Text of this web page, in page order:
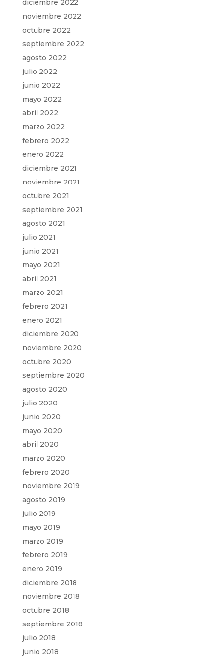
diciembre 2022
noviembre 2022
octubre 2022
septiembre 2022
agosto 2022
julio 2022
junio 2022
mayo 2022
abril 2022
marzo 2022
febrero 2022
enero 2022
diciembre 2021
noviembre 2021
octubre 2021
septiembre 2021
agosto 2021
julio 2021
junio 2021
mayo 2021
abril 2021
marzo 2021
febrero 2021
enero 2021
diciembre 2020
noviembre 2020
octubre 2020
septiembre 2020
agosto 2020
julio 2020
junio 2020
mayo 2020
abril 2020
marzo 2020
febrero 2020
noviembre 2019
agosto 2019
julio 2019
mayo 2019
marzo 2019
febrero 2019
enero 2019
diciembre 2018
noviembre 2018
octubre 2018
septiembre 2018
julio 2018
junio 2018